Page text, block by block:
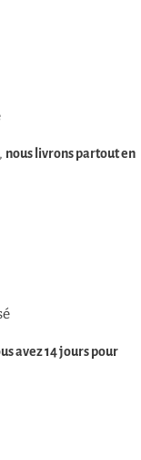
nous livrons partout en
avez14 jours pour